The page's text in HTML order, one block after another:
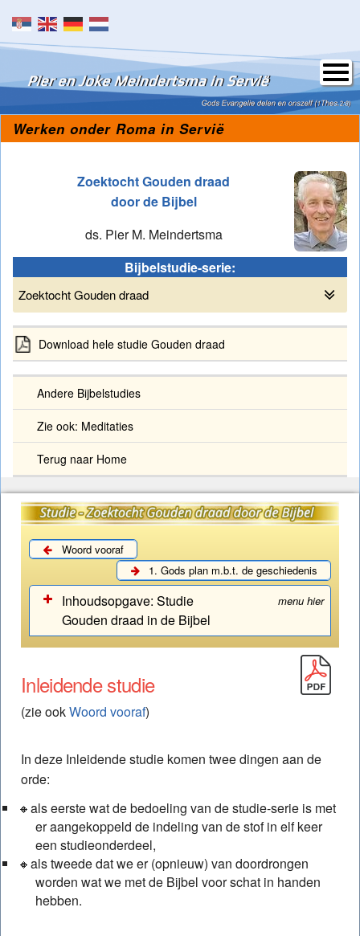
Skip to content
Woord vooraf
1. Gods plan m.b.t. de geschiedenis
Inhoudsopgave: Studie menu hier
Gouden draad in de Bijbel
Zoektocht Gouden draad door de Bijbel (Studie)
Studie – Gouden draad: Woord vooraf
Studie – Gouden draad: 1. Godsplan m.b.t. de
geschiedenis
Studie – Gouden draad: 2. Hoe het Oude
Testament naar Christus wijst – A
Studie – Gouden draad: 3. Hoe het Oude
Testament naar Christus wijst – B
Studie – Gouden draad: 4. Christus de
Inleidende studie
(zie ookWoord vooraf)
In deze Inleidende studie komen twee dingen aan de
orde:
als eerste wat de bedoeling van de studie-serie is met
er aangekoppeld de indeling van de stof in elf keer
een studieonderdeel,
als tweede dat we er (opnieuw) van doordrongen
worden wat we met de Bijbel voor schat in handen
hebben.
Werken onder Roma in Servië
Zoektocht Gouden draad
door de Bijbel
ds. Pier M. Meindertsma
Bijbelstudie-serie:
Zoektocht Gouden draad
Download hele studie Gouden draad
Andere Bijbelstudies
Zie ook: Meditaties
Terug naar Home